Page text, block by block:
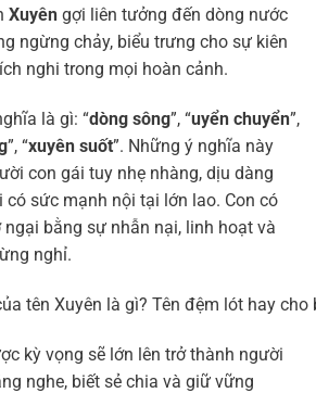
Xuyên gợi liên tưởng đến dòng nước
ngừng chảy, biểu trưng cho sự kiên
nghi trong mọi hoàn cảnh.
là gì: “dòng sông”, “uyển chuyển”,
”, “xuyên suốt”. Những ý nghĩa này
con gái tuy nhẹ nhàng, dịu dàng
sức mạnh nội tại lớn lao. Con có
bằng sự nhẫn nại, linh hoạt và
nghỉ.
kỳ vọng sẽ lớn lên trở thành người
nghe, biết sẻ chia và giữ vững